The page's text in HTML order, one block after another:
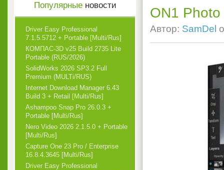
ON1
Автор: SamDel
Популярныеновости
Driver Easy Professional
7.1.5.5712 + Portable [Multi/Rus]
КОМПАС-3D v25 Build 2735 Lite
Portable (RUS/2026)
SolidWorks 2026 SP3.2 Full
Premium (MULTi/RUS)
Internet Download Manager 6.43
Build 3 + Retail [Multi/Rus]
Ashampoo Snap Pro 26.0.3 +
Portable [Multi/Rus]
Nero Video 2026 2.1.5.0 + Portable
[Multi/Rus]
Capture One 23 Pro / Enterprise
16.8.4.3645 [Multi/Rus]
Driver Easy Professional